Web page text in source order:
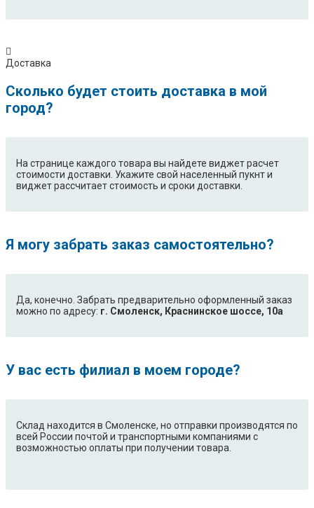
Доставка
Сколько будет стоить доставка в мой
город?
На странице каждого товара вы найдете виджет расчет
стоимости доставки. Укажите свой населенный пукнт и
виджет рассчитает стоимость и сроки доставки.
Я могу забрать заказ самостоятельно?
Да, конечно. Забрать предварительно оформленный заказ
можно по адресу: г. Смоленск, Краснинское шоссе, 10а
У вас есть филиал в моем городе?
Склад находится в Смоленске, но отправки производятся по
всей России почтой и транспортными компаниями с
возможностью оплаты при получении товара.